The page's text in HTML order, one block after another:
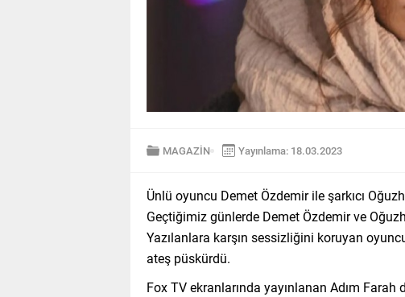
MAGAZİN Yayınlama: 18.03.2023
Ünlü oyuncu Demet Özdemir ile şarkıcı
Geçtiğimiz günlerde Demet Özdemir ve
Yazılanlara karşın sessizliğini koruyan
ateş püskürdü.
Fox TV ekranlarında yayınlanan Adım